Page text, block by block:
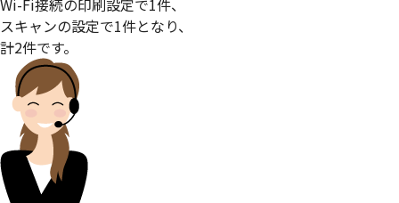
Wi-Fi接続の印刷設定で1件、
スキャンの設定で1件となり、
計2件です。